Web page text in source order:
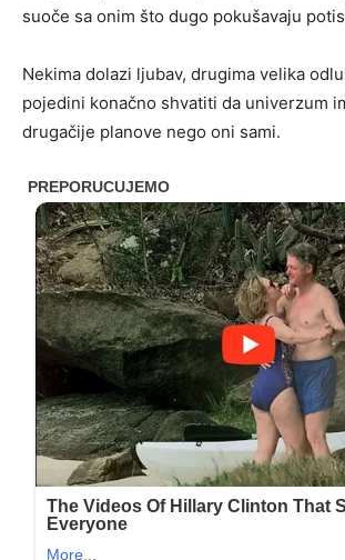
suoče sa onim što dugo pokušavaju
Nekima dolazi ljubav, drugima velika
pojedini konačno shvatiti da univerzum
drugačije planove nego oni sami.